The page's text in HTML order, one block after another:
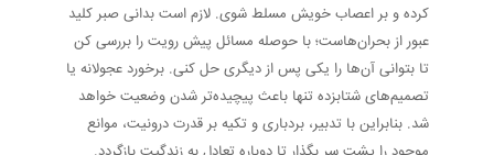
کرده و بر اعصاب خویش مسلط شوی. لازم است بدانى صبر کلید
عبور از بحران‌هاست؛ با حوصله مسائل پیش رویت را بررسی کن
تا بتوانی آن‌ها را یکی پس از دیگری حل کنی. برخورد عجولانه یا
تصمیم‌های شتابزده تنها باعث پیچیده‌تر شدن وضعیت خواهد
شد. بنابراین با تدبیر، بردباری و تکیه بر قدرت درونیت، موانع